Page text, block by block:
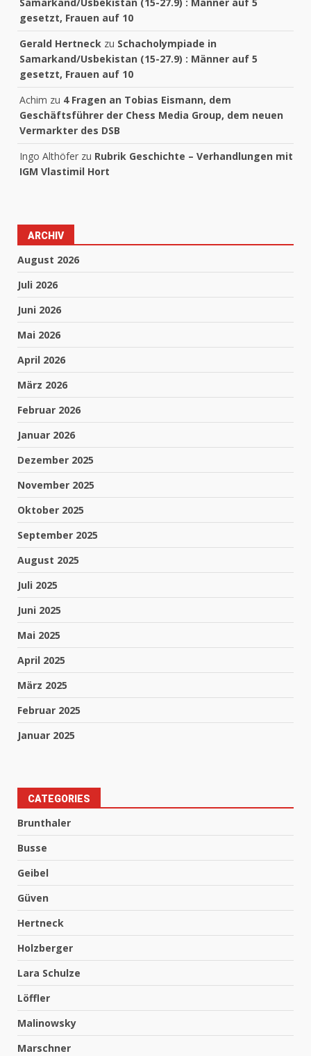
Samarkand/Usbekistan (15-27.9) : Männer auf 5
gesetzt, Frauen auf 10
Gerald Hertneck zu Schacholympiade in
Samarkand/Usbekistan (15-27.9) : Männer auf 5
gesetzt, Frauen auf 10
Achim zu 4 Fragen an Tobias Eismann, dem
Geschäftsführer der Chess Media Group, dem neuen
Vermarkter des DSB
Ingo Althöfer zu Rubrik Geschichte – Verhandlungen mit
IGM Vlastimil Hort
ARCHIV
August 2026
Juli 2026
Juni 2026
Mai 2026
April 2026
März 2026
Februar 2026
Januar 2026
Dezember 2025
November 2025
Oktober 2025
September 2025
August 2025
Juli 2025
Juni 2025
Mai 2025
April 2025
März 2025
Februar 2025
Januar 2025
CATEGORIES
Brunthaler
Busse
Geibel
Güven
Hertneck
Holzberger
Lara Schulze
Löffler
Malinowsky
Marschner